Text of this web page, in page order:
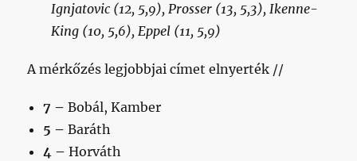
Ignjatovic (12, 5,9), Prosser (13, 5,3), Ikenne-
King (10, 5,6), Eppel (11, 5,9)
A mérkőzés legjobbjai címet elnyerték //
7 – Bobál, Kamber
5 – Baráth
4 – Horváth